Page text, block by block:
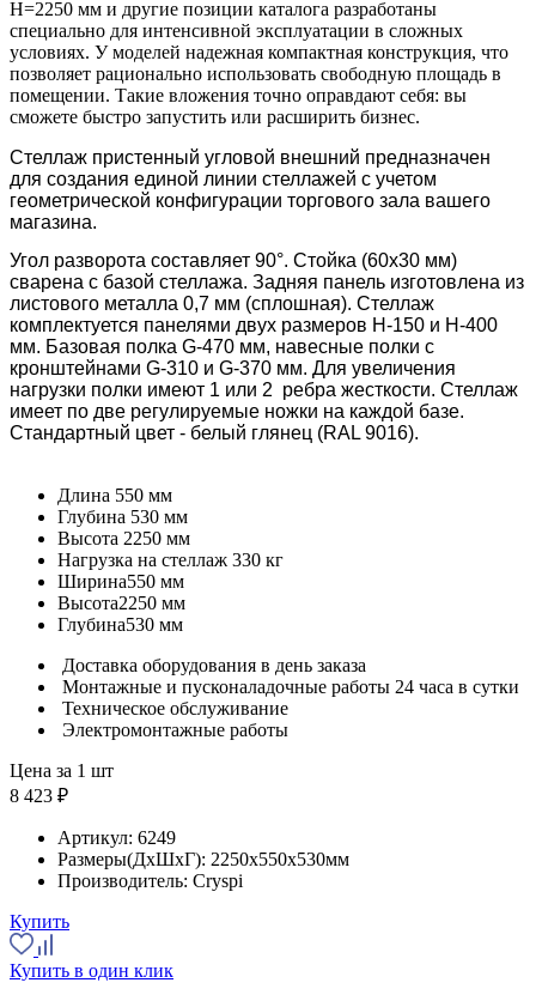
H=2250 мм и другие позиции каталога разработаны
специально для интенсивной эксплуатации в сложных
условиях. У моделей надежная компактная конструкция, что
позволяет рационально использовать свободную площадь в
помещении. Такие вложения точно оправдают себя: вы
сможете быстро запустить или расширить бизнес.
Стеллаж пристенный угловой внешний предназначен
для создания единой линии стеллажей с учетом
геометрической конфигурации торгового зала вашего
магазина.
Угол разворота составляет 90°. Стойка (60х30 мм)
сварена с базой стеллажа. Задняя панель изготовлена из
листового металла 0,7 мм (сплошная). Стеллаж
комплектуется панелями двух размеров H-150 и H-400
мм. Базовая полка G-470 мм, навесные полки с
кронштейнами G-310 и G-370 мм. Для увеличения
нагрузки полки имеют 1 или 2 ребра жесткости. Стеллаж
имеет по две регулируемые ножки на каждой базе.
Стандартный цвет - белый глянец (RAL 9016).
Длина 550 мм
Глубина 530 мм
Высота 2250 мм
Нагрузка на стеллаж 330 кг
Ширина550 мм
Высота2250 мм
Глубина530 мм
Доставка оборудования в день заказа
Монтажные и пусконаладочные работы 24 часа в сутки
Техническое обслуживание
Электромонтажные работы
Цена за 1 шт
8 423 ₽
Артикул: 6249
Размеры(ДхШхГ): 2250x550x530мм
Производитель: Cryspi
Купить
Купить в один клик